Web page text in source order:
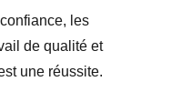
les
de qualité et
une réussite.